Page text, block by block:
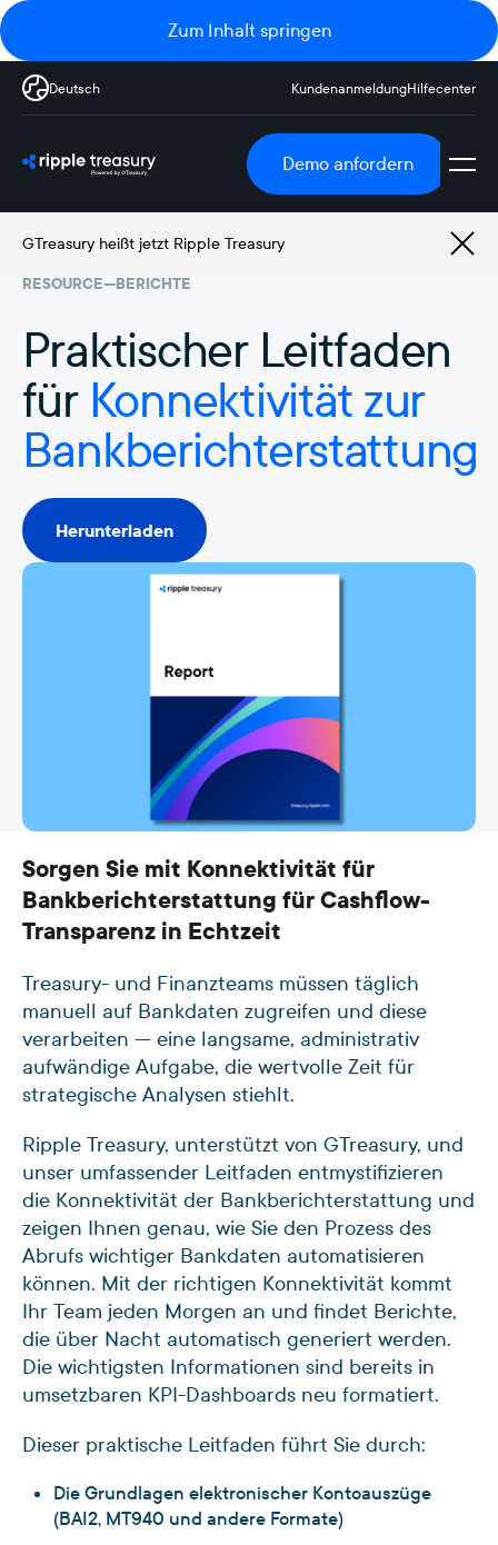
Zum Inhalt springen
Deutsch KundenanmeldungHilfecenter
Demo anfordern
GTreasury heißt jetzt Ripple Treasury
RESOURCE—BERICHTE
Praktischer Leitfaden
für Konnektivität zur
Bankberichterstattung
Herunterladen
Herunterladen
Sorgen Sie mit Konnektivität für
Bankberichterstattung für Cashflow-
Transparenz in Echtzeit
Treasury- und Finanzteams müssen täglich
manuell auf Bankdaten zugreifen und diese
verarbeiten — eine langsame, administrativ
aufwändige Aufgabe, die wertvolle Zeit für
strategische Analysen stiehlt.
Ripple Treasury, unterstützt von GTreasury, und
unser umfassender Leitfaden entmystifizieren
die Konnektivität der Bankberichterstattung und
zeigen Ihnen genau, wie Sie den Prozess des
Abrufs wichtiger Bankdaten automatisieren
können. Mit der richtigen Konnektivität kommt
Ihr Team jeden Morgen an und findet Berichte,
die über Nacht automatisch generiert werden.
Die wichtigsten Informationen sind bereits in
umsetzbaren KPI-Dashboards neu formatiert.
Dieser praktische Leitfaden führt Sie durch:
Die Grundlagen elektronischer Kontoauszüge
(BAI2, MT940 und andere Formate)